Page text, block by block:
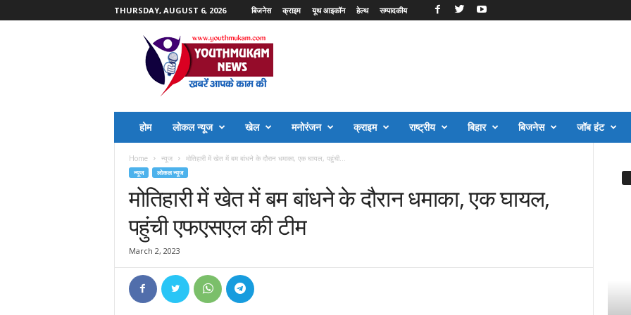
THURSDAY, AUGUST 6, 2026 बिजनेस क्राइम यूथ आइकॉन हेल्थ सम्पादकीय
होम लोकल न्यूज खेल मनोरंजन क्राइम राष्ट्रीय बिहार बिजनेस जॉब हंट
Home न्यूज मोतिहारी में खेत में बम बांधने के दौरान धमाका, एक घायल, पहुंची...
न्यूज लोकल न्यूज
मोतिहारी में खेत में बम बांधने के दौरान धमाका, एक घायल,
पहुंची एफएसएल की टीम
March 2, 2023